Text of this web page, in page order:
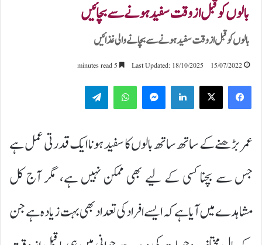
بالوں کو قبل از وقت سفید ہونے سے بچائیں
بالوں کو قبل از وقت سفید ہونے سے بچانے والی غذائیں
15/07/2022
Last Updated: 18/10/2025
LinkedIn
WhatsApp
عمر بڑھنے کے ساتھ ساتھ بالوں کا سفید ہونا ایک قدرتی عمل ہے
جس سے بچنا کسی کے لیے بھی ممکن نہیں ہے، مگر آج کل
مشاہدے میں آیا ہے کہ ایسے افراد کی تعداد بھی بہت زیادہ ہے جن